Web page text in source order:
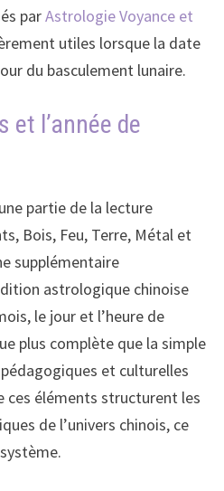
parAstrologie Voyance et
utiles lorsque la date
du basculement lunaire.
et l’année de
partie de la lecture
Bois, Feu, Terre, Métal et
supplémentaire
astrologique chinoise
le jour et l’heure de
plus complète que la simple
et culturelles
ces éléments structurent les
de l’univers chinois, ce